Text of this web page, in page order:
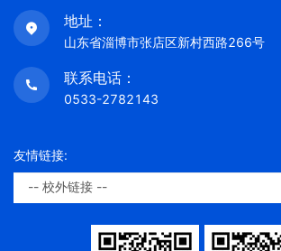
地址：
山东省淄博市张店区新村西路266号
联系电话：
0533-2782143
友情链接: